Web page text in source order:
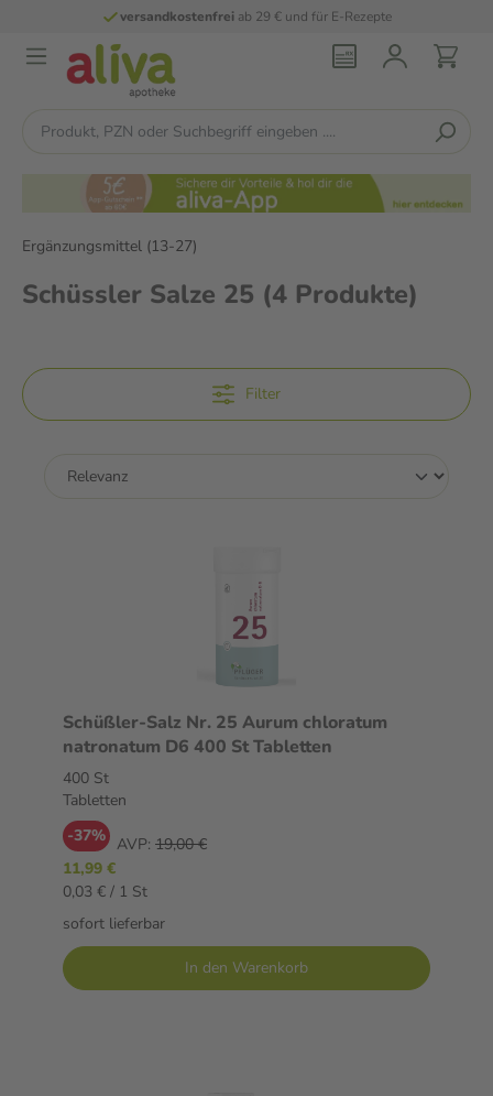
versandkostenfreiab 29 € und für E-Rezepte
Ergänzungsmittel (13-27)
Schüssler Salze 25 (4 Produkte)
Filter
Schüßler-Salz Nr. 25 Aurum chloratum
natronatum D6 400 St Tabletten
400 St
Tabletten
-37% AVP: 19,00 €
11,99 €
0,03 € / 1 St
sofort lieferbar
In den Warenkorb